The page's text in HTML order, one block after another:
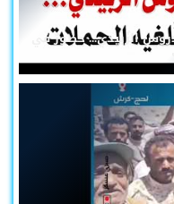
الزُبيدي... حضورٌ في